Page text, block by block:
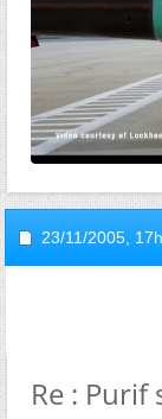
23/11/2005,
Re :